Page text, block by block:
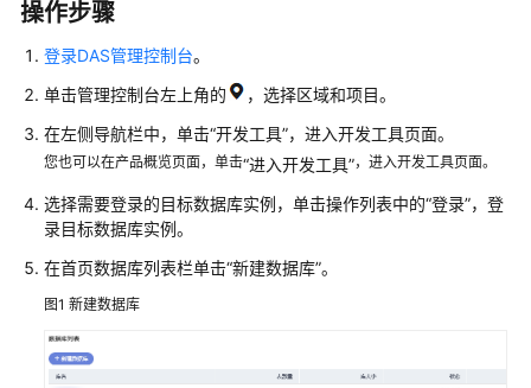
介
绍
计
费
说
快
速
用
操作步骤
登录DAS管理控制台。
单击管理控制台左上角的
，选择区域和项目。
在左侧导航栏中，单击“开发工具”，进入开发工具页面。
您也可以在产品概览页面，单击“进入开发工具”，进入开发工具页面。
选择需要登录的目标数据库实例，单击操作列表中的“登录”，登
录目标数据库实例。
在首页数据库列表栏单击“新建数据库”。
图1 新建数据库